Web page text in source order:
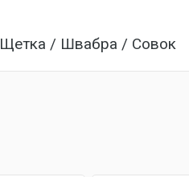
Щетка / Швабра / Совок